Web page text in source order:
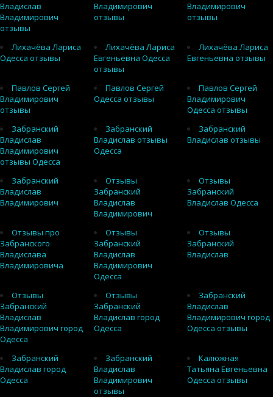
Владислав
Владимирович
отзывы
Владимирович
отзывы
Владимирович
отзывы
Лихачёва Лариса
Одесса отзывы
Лихачёва Лариса
Евгеньевна Одесса
отзывы
Лихачёва Лариса
Евгеньевна отзывы
Павлов Сергей
Владимирович
отзывы
Павлов Сергей
Одесса отзывы
Павлов Сергей
Владимирович
Одесса отзывы
Забранский
Владислав
Владимирович
отзывы Одесса
Забранский
Владислав отзывы
Одесса
Забранский
Владислав отзывы
Забранский
Владислав
Владимирович
Отзывы
Забранский
Владислав
Владимирович
Отзывы
Забранский
Владислав Одесса
Отзывы про
Забранского
Владислава
Владимировича
Отзывы
Забранский
Владислав
Владимирович
Одесса
Отзывы
Забранский
Владислав
Отзывы
Забранский
Владислав
Владимирович город
Одесса
Отзывы
Забранский
Владислав город
Одесса
Забранский
Владислав
Владимирович город
Одесса отзывы
Забранский
Владислав город
Одесса
Забранский
Владислав
Владимирович
отзывы
Калюжная
Татьяна Евгеньевна
Одесса отзывы